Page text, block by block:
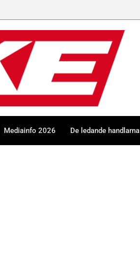
Mediainfo 2026 De ledande handlarna